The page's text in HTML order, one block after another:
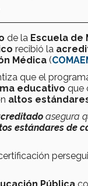
de la Escuela de
recibió la
Médica (
que el
educativo que
altos
asegura
estándares de
Pública